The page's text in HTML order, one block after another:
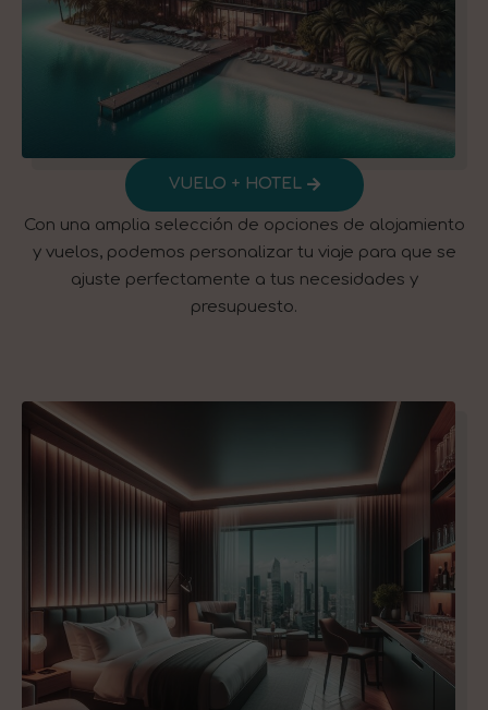
VUELO + HOTEL​
Con una amplia selección de opciones de alojamiento
y vuelos, podemos personalizar tu viaje para que se
ajuste perfectamente a tus necesidades y
presupuesto.